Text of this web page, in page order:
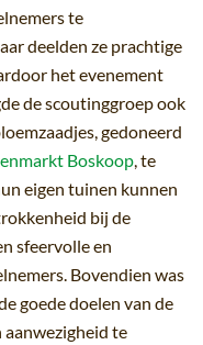
te
deelden ze prachtige
het evenement
de scoutinggroep ook
gedoneerd
Boskoop, te
eigen tuinen kunnen
bij de
sfeervolle en
Bovendien was
goede doelen van de
aanwezigheid te